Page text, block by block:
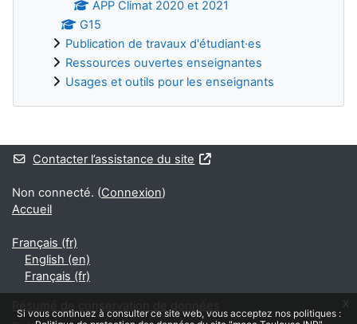
Si vous continuez à consulter ce site web, vous acceptez nos politiques :
x
APP Climat 2020 et 2021
G15
Publication de travaux d'étudiant·es
Ressources ouvertes enseignantes
Usages et outils pour les enseignants
Blocs supplémentaires
Contacter l’assistance du site
Non connecté. (Connexion)
Accueil
Français ‎(fr)‎
English ‎(en)‎
Français ‎(fr)‎
Résumé de conservation de données